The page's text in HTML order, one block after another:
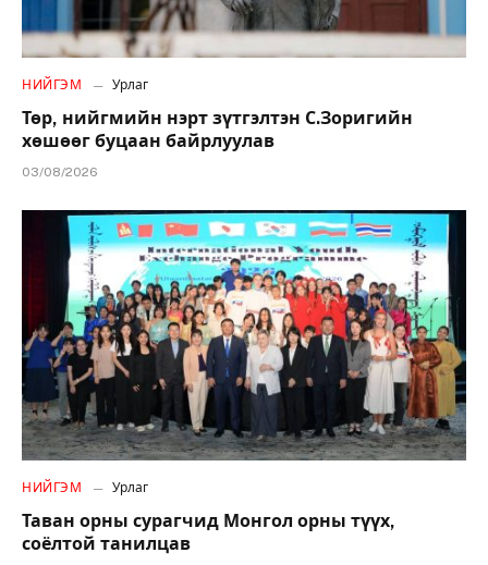
НИЙГЭМ Урлаг
Төр, нийгмийн нэрт зүтгэлтэн С.Зоригийн
хөшөөг буцаан байрлуулав
03/08/2026
НИЙГЭМ Урлаг
Таван орны сурагчид Монгол орны түүх,
соёлтой танилцав